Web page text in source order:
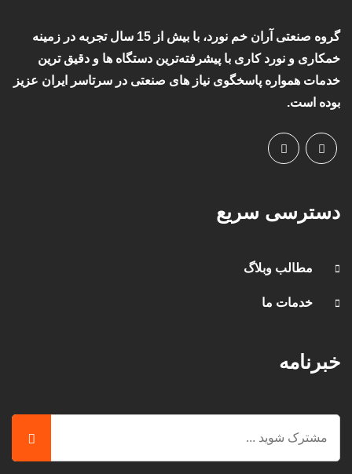
گروه صنعتی آران خم نورد، با بیش از 15 سال تجربه در زمینه
خمکاری و نورد کاری با پیشرفته‌ترین دستگاه ها و دقیق ترین
خدمات همواره پاسخگوی نیاز های صنعتی در سرتاسر ایران عزیز
بوده است.
دسترسی سریع
مطالب وبلاگ
خدمات ما
خبرنامه